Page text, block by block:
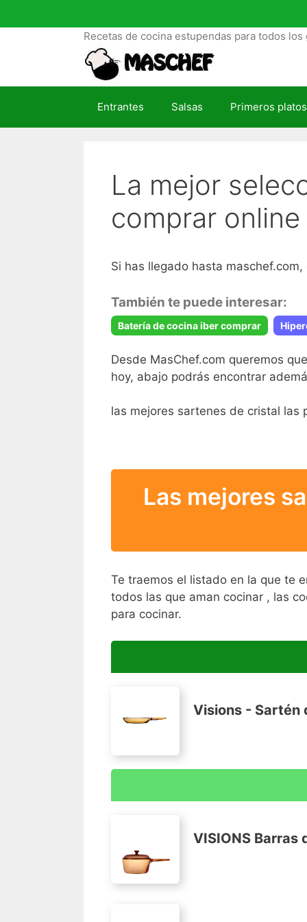
a
l
Recetas de cocina estupendas para todos
Entrantes Salsas Primeros platos
La mejor
comprar online
Si has llegado hasta
También te puede interesar:
Batería de cocina iber comprar
Desde MasChef.com queremos
hoy, abajo podrás encontrar
las mejores sartenes de cristal las
Las mejores
Te traemos el listado en la que te
todos las que aman cocinar , las
para cocinar.
Visions - Sartén
El diseño transparente de la batería de
echar un ojo al interior.
Sumamente resistente a los cambios
horno, meter en la nevera o en el
VISIONS Barras